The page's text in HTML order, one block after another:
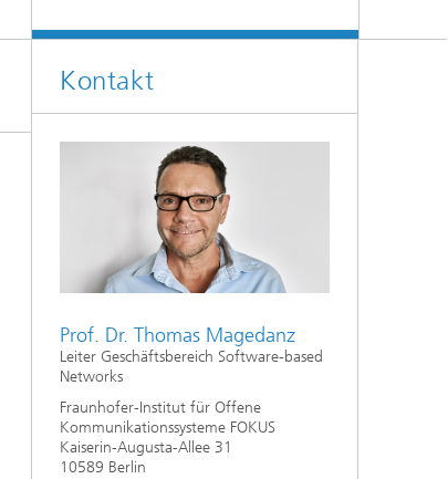
Kontakt
Prof. Dr. Thomas Magedanz
Leiter Geschäftsbereich Software-based
Networks
Fraunhofer-Institut für Offene
Kommunikationssysteme FOKUS
Kaiserin-Augusta-Allee 31
10589 Berlin